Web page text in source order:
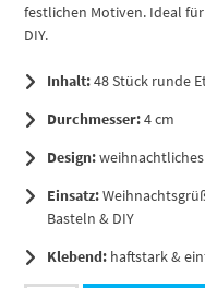
festlichen Motiven. Ideal
DIY.
Inhalt:48 Stück runde
Durchmesser:4 cm
Design:
Einsatz:
Basteln & DIY
Klebend: haftstark &